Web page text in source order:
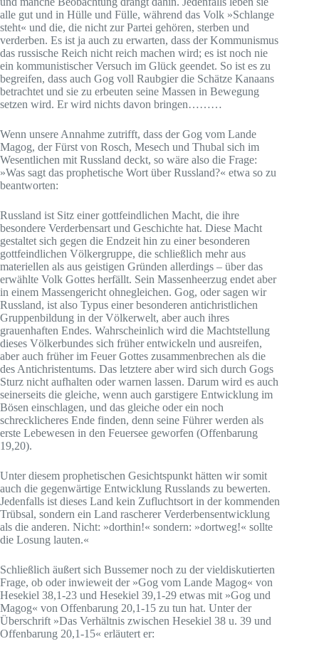
alle gut und in Hülle und Fülle, während das Volk »Schlange
steht« und die, die nicht zur Partei gehören, sterben und
verderben. Es ist ja auch zu erwarten, dass der Kommunismus
das russische Reich nicht reich machen wird; es ist noch nie
ein kommunistischer Versuch im Glück geendet. So ist es zu
begreifen, dass auch Gog voll Raubgier die Schätze Kanaans
betrachtet und sie zu erbeuten seine Massen in Bewegung
setzen wird. Er wird nichts davon bringen………
Wenn unsere Annahme zutrifft, dass der Gog vom Lande
Magog, der Fürst von Rosch, Mesech und Thubal sich im
Wesentlichen mit Russland deckt, so wäre also die Frage:
»Was sagt das prophetische Wort über Russland?« etwa so zu
beantworten:
Russland ist Sitz einer gottfeindlichen Macht, die ihre
besondere Verderbensart und Geschichte hat. Diese Macht
gestaltet sich gegen die Endzeit hin zu einer besonderen
gottfeindlichen Völkergruppe, die schließlich mehr aus
materiellen als aus geistigen Gründen allerdings – über das
erwählte Volk Gottes herfällt. Sein Massenheerzug endet aber
in einem Massengericht ohnegleichen. Gog, oder sagen wir
Russland, ist also Typus einer besonderen antichristlichen
Gruppenbildung in der Völkerwelt, aber auch ihres
grauenhaften Endes. Wahrscheinlich wird die Machtstellung
dieses Völkerbundes sich früher entwickeln und ausreifen,
aber auch früher im Feuer Gottes zusammenbrechen als die
des Antichristentums. Das letztere aber wird sich durch Gogs
Sturz nicht aufhalten oder warnen lassen. Darum wird es auch
seinerseits die gleiche, wenn auch garstigere Entwicklung im
Bösen einschlagen, und das gleiche oder ein noch
schrecklicheres Ende finden, denn seine Führer werden als
erste Lebewesen in den Feuersee geworfen (Offenbarung
19,20).
Unter diesem prophetischen Gesichtspunkt hätten wir somit
auch die gegenwärtige Entwicklung Russlands zu bewerten.
Jedenfalls ist dieses Land kein Zufluchtsort in der kommenden
Trübsal, sondern ein Land rascherer Verderbensentwicklung
als die anderen. Nicht: »dorthin!« sondern: »dortweg!« sollte
die Losung lauten.«
Schließlich äußert sich Bussemer noch zu der vieldiskutierten
Frage, ob oder inwieweit der »Gog vom Lande Magog« von
Hesekiel 38,1-23 und Hesekiel 39,1-29 etwas mit »Gog und
Magog« von Offenbarung 20,1-15 zu tun hat. Unter der
Überschrift »Das Verhältnis zwischen Hesekiel 38 u. 39 und
Offenbarung 20,1-15« erläutert er: